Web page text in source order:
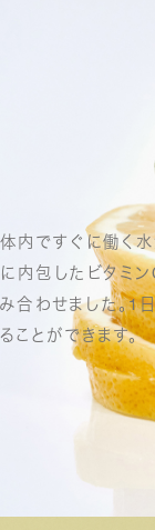
体内ですぐに働く
に内包したビタミン
み合わせました。1
ることができます。